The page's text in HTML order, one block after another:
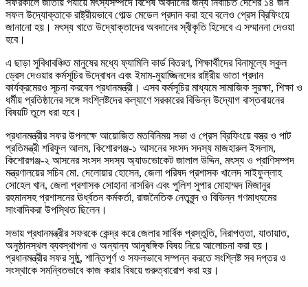
সফরকালে জাতীয় পর্যায়ে মৎস্যসম্পদে বিশেষ অবদানের জন্য নির্বাচিত দেশের ১৪ জন
সফল উদ্যোক্তাকে রাষ্ট্রীয়ভাবে গোল্ড মেডেল প্রদান করা হবে বলেও প্রেস ব্রিফিংয়ে
জানানো হয়। মৎস্য খাতে উদ্যোক্তাদের অবদানের স্বীকৃতি হিসেবে এ সম্মাননা দেওয়া
হবে।
এ ছাড়া সুবিধাবঞ্চিত মানুষের মধ্যে ফ্যামিলি কার্ড বিতরণ, শিক্ষার্থীদের বিনামূল্যে স্কুল
ড্রেস দেওয়ার কর্মসূচির উদ্বোধন এবং ইমাম-মুয়াজ্জিনদের রাষ্ট্রীয় ভাতা প্রদান
কার্যক্রমেরও সূচনা করবেন প্রধানমন্ত্রী। এসব কর্মসূচির মাধ্যমে সামাজিক সুরক্ষা, শিক্ষা ও
ধর্মীয় প্রতিষ্ঠানের সঙ্গে সংশ্লিষ্টদের কল্যাণে সরকারের বিভিন্ন উদ্যোগ বাস্তবায়নের
বিষয়টি তুলে ধরা হবে।
প্রধানমন্ত্রীর সফর উপলক্ষে আয়োজিত মতবিনিময় সভা ও প্রেস ব্রিফিংয়ে বস্ত্র ও পাট
প্রতিমন্ত্রী শরিফুল আলম, কিশোরগঞ্জ-১ আসনের সংসদ সদস্য মাজহারুল ইসলাম,
কিশোরগঞ্জ-২ আসনের সংসদ সদস্য অ্যাডভোকেট জালাল উদ্দিন, মৎস্য ও প্রাণিসম্পদ
মন্ত্রণালয়ের সচিব মো. দেলোয়ার হোসেন, জেলা পরিষদ প্রশাসক খালেদ সাইফুল্লাহ
সোহেল খান, জেলা প্রশাসক সোহানা নাসরিন এবং পুলিশ সুপার মোহাম্মদ মিজানুর
রহমানসহ প্রশাসনের ঊর্ধ্বতন কর্মকর্তা, রাজনৈতিক নেতৃবৃন্দ ও বিভিন্ন গণমাধ্যমের
সাংবাদিকরা উপস্থিত ছিলেন।
সভায় প্রধানমন্ত্রীর সফরকে কেন্দ্র করে জেলার সার্বিক প্রস্তুতি, নিরাপত্তা, যাতায়াত,
অনুষ্ঠানস্থল ব্যবস্থাপনা ও অন্যান্য আনুষঙ্গিক বিষয় নিয়ে আলোচনা করা হয়।
প্রধানমন্ত্রীর সফর সুষ্ঠু, শান্তিপূর্ণ ও সফলভাবে সম্পন্ন করতে সংশ্লিষ্ট সব দপ্তর ও
সংস্থাকে সমন্বিতভাবে কাজ করার বিষয়ে গুরুত্বারোপ করা হয়।